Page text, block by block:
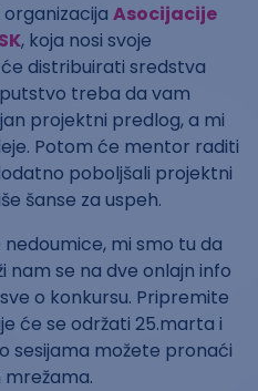
Asocijacije
, koja nosi svoje
distribuirati sredstva
treba da vam
projektni predlog, a mi
Potom će mentor raditi
poboljšali projektni
šanse za uspeh.
mi smo tu da
nam se na dve onlajn info
o konkursu. Pripremite
će se održati 25.marta i
sesijama možete pronaći
mrežama.